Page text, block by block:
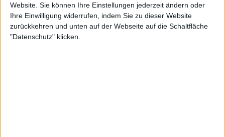
Website. Sie können Ihre Einstellungen jederzeit ändern oder
Ihre Einwilligung widerrufen, indem Sie zu dieser Website
zurückkehren und unten auf der Webseite auf die Schaltfläche
"Datenschutz" klicken.